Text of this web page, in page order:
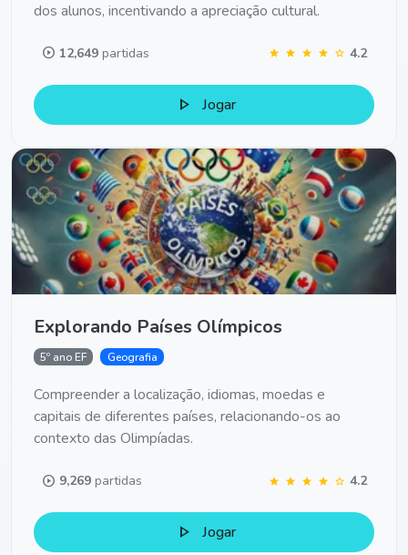
dos alunos, incentivando a apreciação cultural.
play_circle 12,649 partidas star star star star star 4.2
play_arrow Jogar
Explorando Países Olímpicos
5º ano EF Geografia
Compreender a localização, idiomas, moedas e
capitais de diferentes países, relacionando-os ao
contexto das Olimpíadas.
play_circle 9,269 partidas star star star star star 4.2
play_arrow Jogar